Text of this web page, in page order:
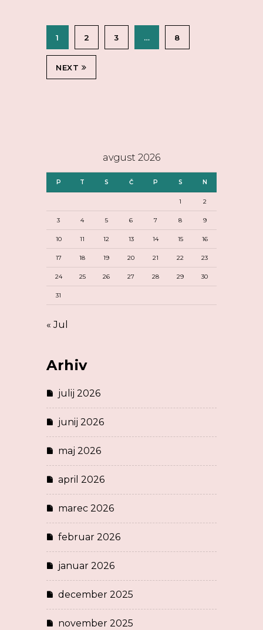
1 2 3 … 8
NEXT
avgust 2026
P T S Č P S N
1 2
3 4 5 6 7 8 9
10 11 12 13 14 15 16
17 18 19 20 21 22 23
24 25 26 27 28 29 30
31
« Jul
Arhiv
julij 2026
junij 2026
maj 2026
april 2026
marec 2026
februar 2026
januar 2026
december 2025
november 2025